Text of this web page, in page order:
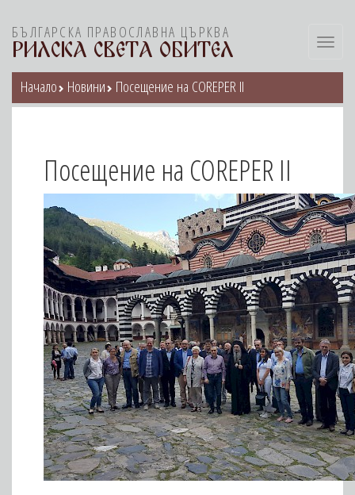
БЪЛГАРСКА ПРАВОСЛАВНА ЦЪРКВА
РИЛСКА СВЕТА ОБИТЕЛ
Начало Новини Посещение на COREPER II
Посещение на COREPER II